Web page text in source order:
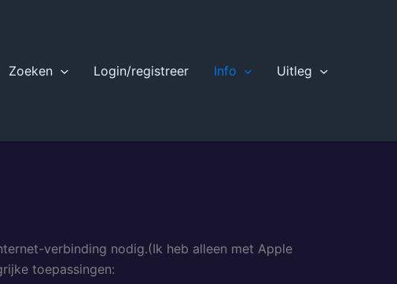
Zoeken Login/registreer Info Uitleg
verbinding nodig.(Ik heb alleen met Apple
toepassingen: